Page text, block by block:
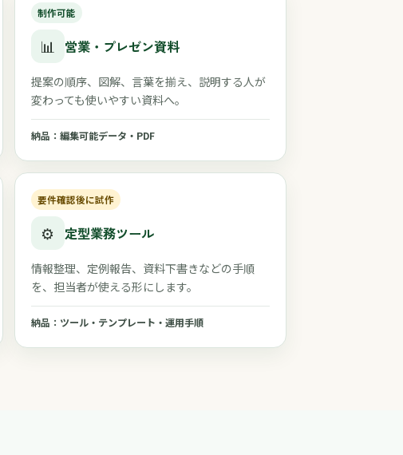
制作可能
📊 営業・プレゼン資料
提案の順序、図解、言葉を揃え、説明する人が
変わっても使いやすい資料へ。
納品：編集可能データ・PDF
要件確認後に試作
⚙️ 定型業務ツール
情報整理、定例報告、資料下書きなどの手順
を、担当者が使える形にします。
納品：ツール・テンプレート・運用手順